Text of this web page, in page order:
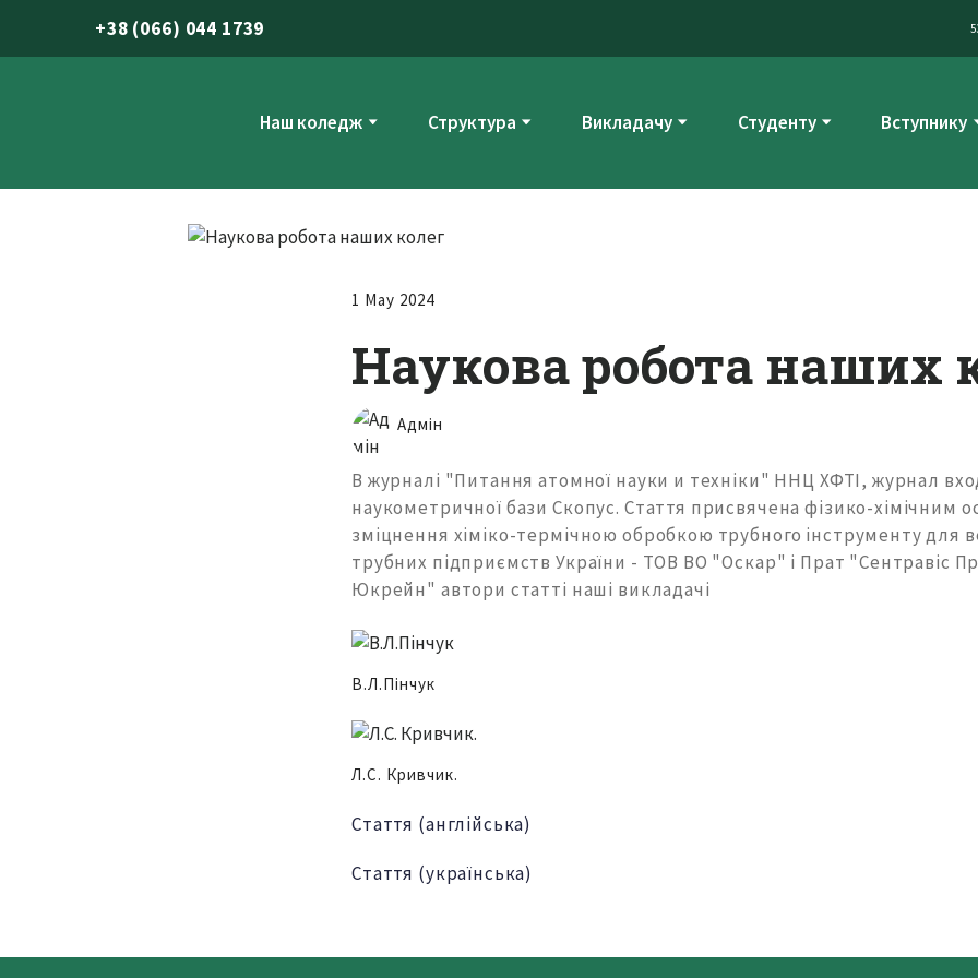
+38 (066) 044 1739
Наш коледж Структура Викладачу Студенту Вступнику
1 May 2024
Наукова робота наших
Адмін
В журналі "Питання атомної науки и техніки" ННЦ ХФТІ, журнал
наукометричної бази Скопус. Стаття присвячена фізико-хімічним
зміцнення хіміко-термічною обробкою трубного інструменту для
трубних підприємств України - ТОВ ВО "Оскар" і Прат "Сентравіс
Юкрейн" автори статті наші викладачі
В.Л.Пінчук
Л.С. Кривчик.
Стаття (англійська)
Стаття (українська)